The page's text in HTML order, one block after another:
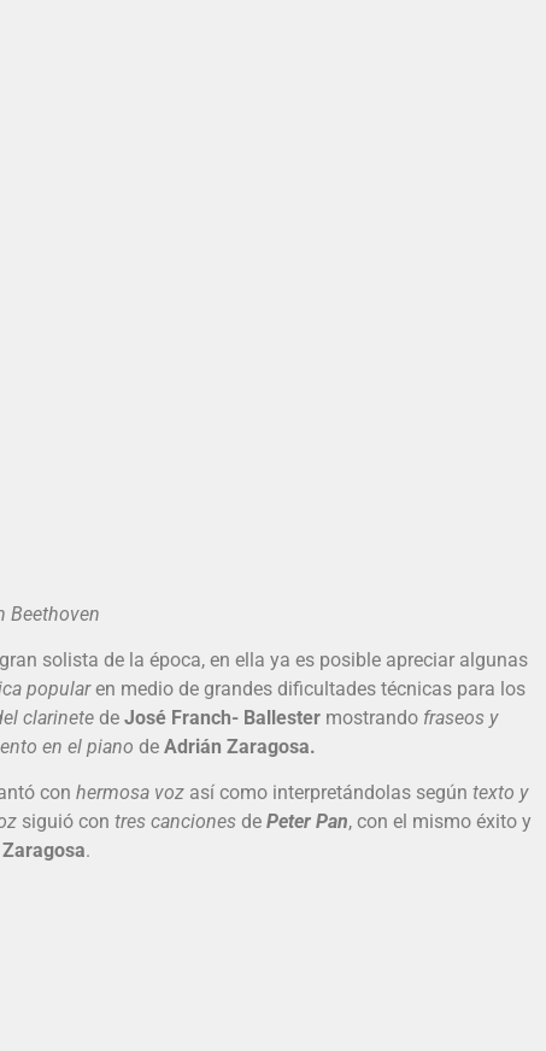
solista de la época, en ella ya es posible apreciar algunas
popularen medio de grandes dificultades técnicas para los
clarinete de José Franch- Ballester mostrando fraseos y
en el piano de Adrián Zaragosa.
con hermosa voz así como interpretándolas según texto y
siguió con tres cancionesde Peter Pan, con el mismo éxito y
Zaragosa.